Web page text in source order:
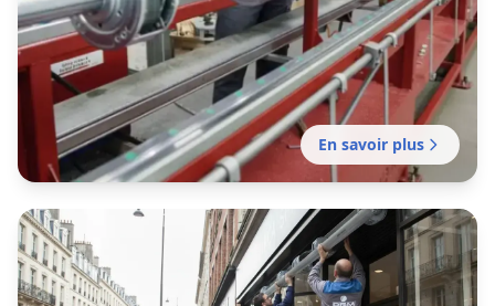
Fabrication rideau métallique
Loos
Fabrication française de rideaux métalliques
En savoir plus